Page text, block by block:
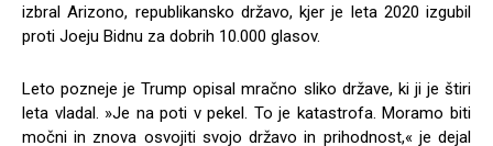
izbral Arizono, republikansko državo, kjer je leta 2020 izgubil
proti Joeju Bidnu za dobrih 10.000 glasov.
Leto pozneje je Trump opisal mračno sliko države, ki ji je štiri
leta vladal. »Je na poti v pekel. To je katastrofa. Moramo biti
močni in znova osvojiti svojo državo in prihodnost,« je dejal